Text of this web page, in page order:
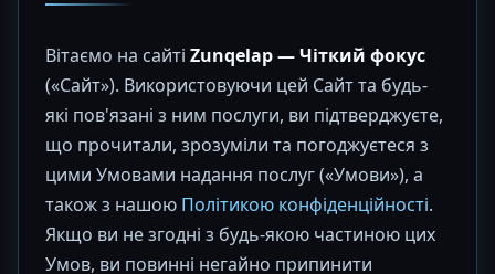
Вітаємо на сайті Zunqelap — Чіткий фокус
(«Сайт»). Використовуючи цей Сайт та будь-
які пов'язані з ним послуги, ви підтверджуєте,
що прочитали, зрозуміли та погоджуєтеся з
цими Умовами надання послуг («Умови»), а
також з нашою Політикою конфіденційності.
Якщо ви не згодні з будь-якою частиною цих
Умов, ви повинні негайно припинити